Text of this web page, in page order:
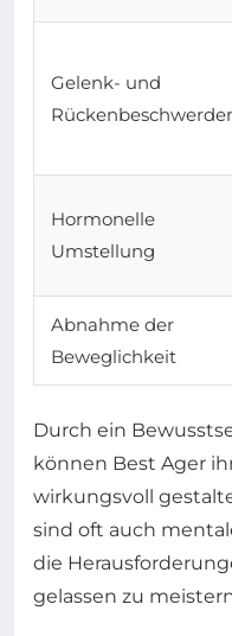
Gelenk- und
Hormonelle
Umstellung
Abnahme der
Beweglichkeit
Durch ein
können Best Ager
wirkungsvoll
sind oft auch
die
gelassen zu